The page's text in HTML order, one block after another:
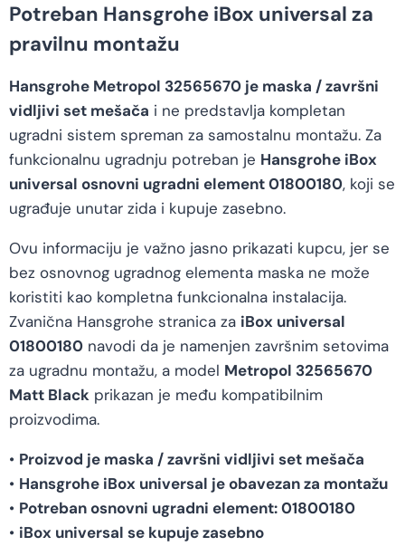
Potreban Hansgrohe iBox universal za
pravilnu montažu
Hansgrohe Metropol 32565670 je maska / završni
vidljivi set mešača i ne predstavlja kompletan
ugradni sistem spreman za samostalnu montažu. Za
funkcionalnu ugradnju potreban je Hansgrohe iBox
universal osnovni ugradni element 01800180, koji se
ugrađuje unutar zida i kupuje zasebno.
Ovu informaciju je važno jasno prikazati kupcu, jer se
bez osnovnog ugradnog elementa maska ne može
koristiti kao kompletna funkcionalna instalacija.
Zvanična Hansgrohe stranica za iBox universal
01800180 navodi da je namenjen završnim setovima
za ugradnu montažu, a model Metropol 32565670
Matt Black prikazan je među kompatibilnim
proizvodima.
• Proizvod je maska / završni vidljivi set mešača
• Hansgrohe iBox universal je obavezan za montažu
• Potreban osnovni ugradni element: 01800180
• iBox universal se kupuje zasebno